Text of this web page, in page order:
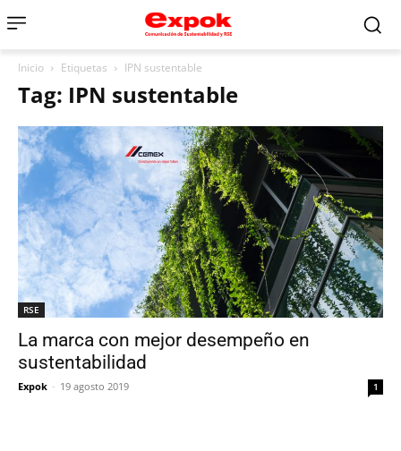
Inicio Etiquetas IPN sustentable
Tag: IPN sustentable
RSE
La marca con mejor desempeño en
sustentabilidad
Expok - 19 agosto 2019 1